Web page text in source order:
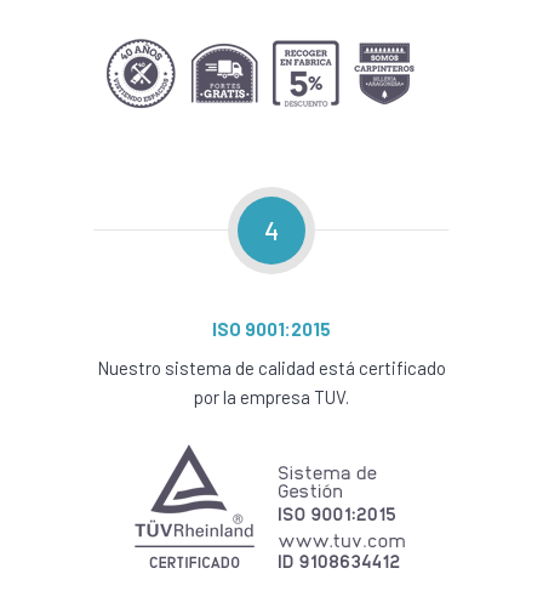
4
ISO 9001:2015
Nuestro sistema de calidad está certificado
por la empresa TUV.